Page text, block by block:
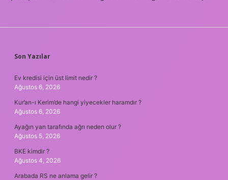
SIDEBAR
Son Yazılar
Ev kredisi için üst limit nedir ?
Ağustos 6, 2026
Kur’an-ı Kerim’de hangi yiyecekler haramdır ?
Ağustos 6, 2026
Ayağın yan tarafında ağrı neden olur ?
Ağustos 5, 2026
BKE kimdir ?
Ağustos 4, 2026
Arabada RS ne anlama gelir ?